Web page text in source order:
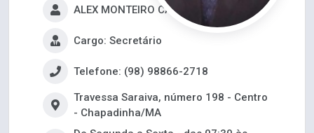
ALEX MONTEIRO CASTELO BRANCO
Cargo: Secretário
Telefone: (98) 98866-2718
Travessa Saraiva, número 198 - Centro
- Chapadinha/MA